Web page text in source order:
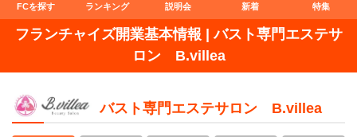
代理店業
開業資金
FCを探す ランキング 説明会 新着 特集
フランチャイズ開業基本情報 | バスト専門エステサ
ロン B.villea
バスト専門エステサロン B.villea